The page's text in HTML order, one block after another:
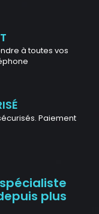
à toutes vos
Paiement
plus